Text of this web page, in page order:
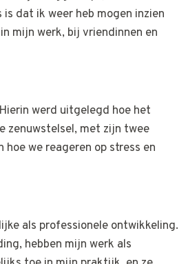
dat ik weer heb mogen inzien
mijn werk, bij vriendinnen en
werd uitgelegd hoe het
zenuwstelsel, met zijn twee
we reageren op stress en
als professionele ontwikkeling.
hebben mijn werk als